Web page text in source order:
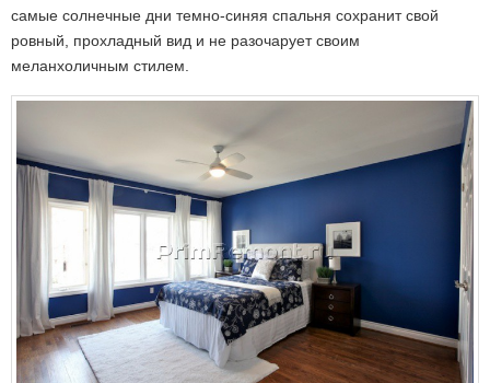
самые солнечные дни темно-синяя спальня сохранит свой
ровный, прохладный вид и не разочарует своим
меланхоличным стилем.